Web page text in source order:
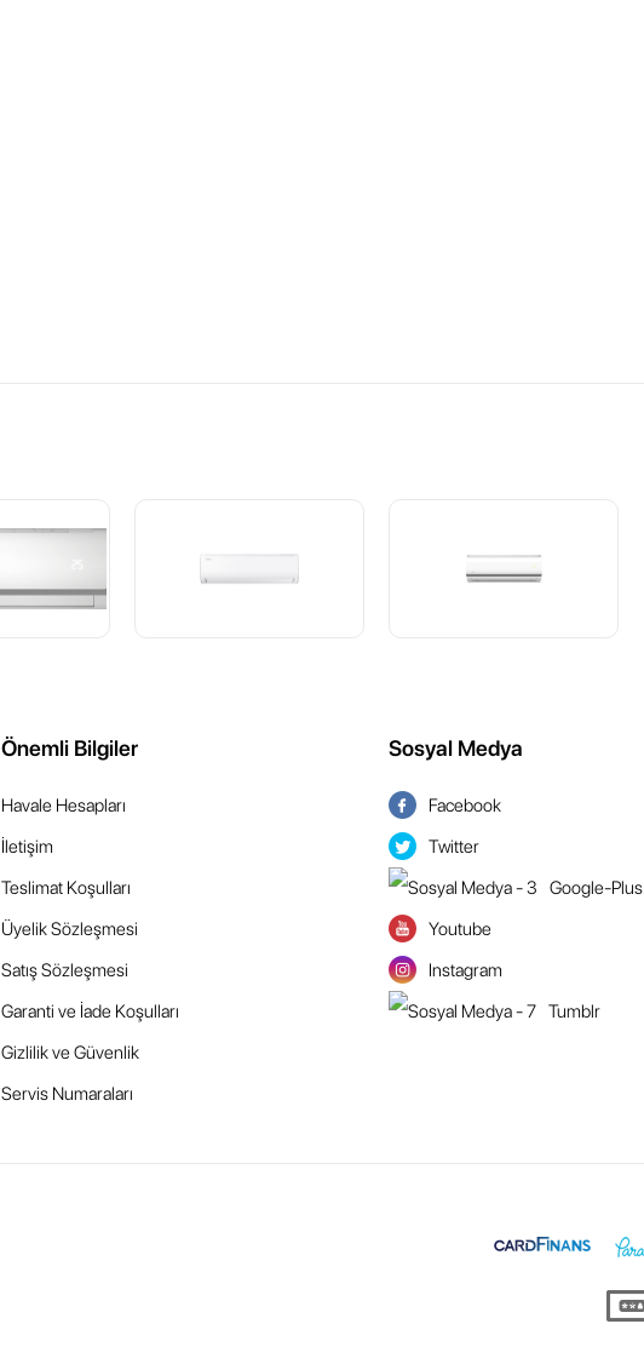
Önemli Bilgiler
Havale Hesapları
İletişim
Teslimat Koşulları
Üyelik Sözleşmesi
Satış Sözleşmesi
Garanti ve İade Koşulları
Gizlilik ve Güvenlik
Servis Numaraları
Sosyal Medya
Facebook
Twitter
Google-Plus
Youtube
Instagram
Tumblr